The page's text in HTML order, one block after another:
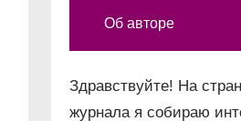
Об авторе
Здравствуйте! На
журнала я собираю